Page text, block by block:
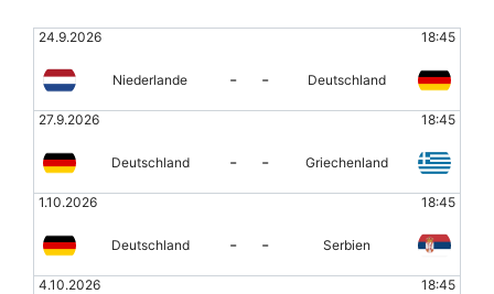
24.9.2026 18:45
Niederlande - - Deutschland
27.9.2026 18:45
Deutschland - - Griechenland
1.10.2026 18:45
Deutschland - - Serbien
4.10.2026 18:45